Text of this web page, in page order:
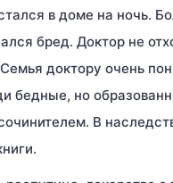
в доме на ночь.
бред. Доктор не
доктору очень
бедные, но
В